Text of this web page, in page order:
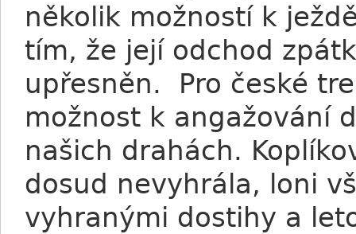
několik možností k
tím, že její odchod
upřesněn. Pro české
možnost k angažování
našich drahách.
dosud nevyhrála, loni
vyhranými dostihy a